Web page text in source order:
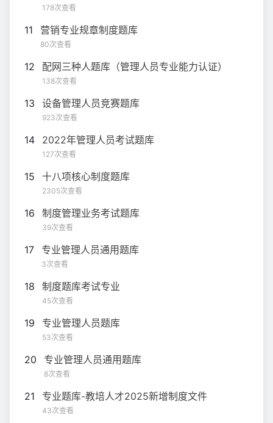
178次查看
11 营销专业规章制度题库
80次查看
12 配网三种人题库（管理人员专业能力认证）
138次查看
13 设备管理人员竞赛题库
923次查看
14 2022年管理人员考试题库
127次查看
15 十八项核心制度题库
2305次查看
16 制度管理业务考试题库
39次查看
17 专业管理人员通用题库
3次查看
18 制度题库考试专业
45次查看
19 专业管理人员题库
53次查看
20 专业管理人员通用题库
8次查看
21 专业题库-教培人才2025新增制度文件
43次查看